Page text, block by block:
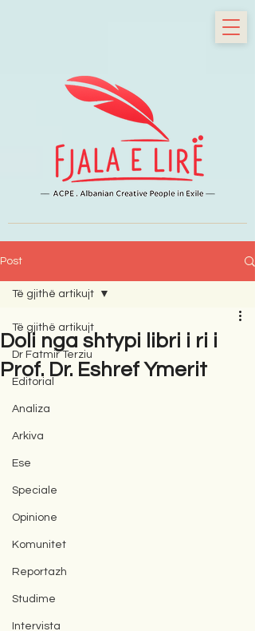
Post
Të gjithë artikujt
Dr Fatmir Terziu
Editorial
Analiza
Arkiva
Ese
Speciale
Opinione
Komunitet
Reportazh
Studime
Intervista
Të gjithë artikujt
Doli nga shtypi libri i ri i
Prof. Dr. Eshref Ymerit